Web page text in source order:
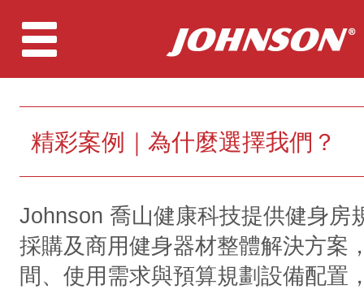
精彩案例｜為什麼選擇我們？
Johnson 喬山健康科技提供健身房
採購及商用健身器材整體解決方案
間、使用需求與預算規劃設備配置